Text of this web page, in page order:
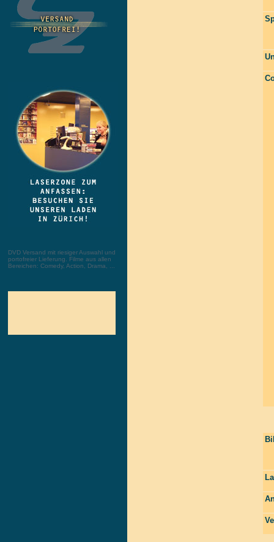
DVD Versand mit riesiger Auswahl und
portofreier Lieferung. Filme aus allen
Bereichen: Comedy, Action, Drama, ...